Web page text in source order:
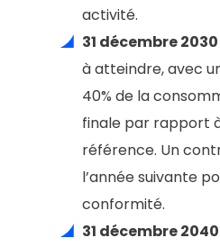
activité.
31 décembre 2030
à atteindre, avec
40% de la
finale par rapport
référence. Un
l’année suivante
conformité.
31 décembre